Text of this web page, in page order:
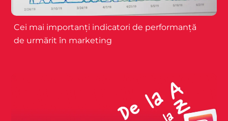
Cei mai importanți indicatori de performanță
de urmărit în marketing